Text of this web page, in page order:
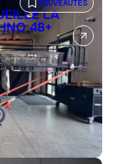
NOUVEAUTÉS
LA
48+